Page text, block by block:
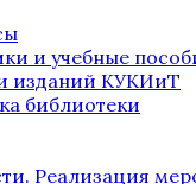
и учебные
изданий КУКИиТ
библиотеки
Реализация